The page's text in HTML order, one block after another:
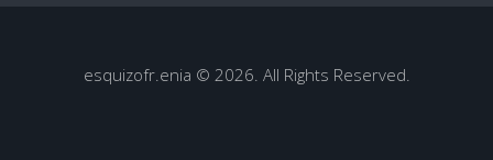
esquizofr.enia © 2026. All Rights Reserved.